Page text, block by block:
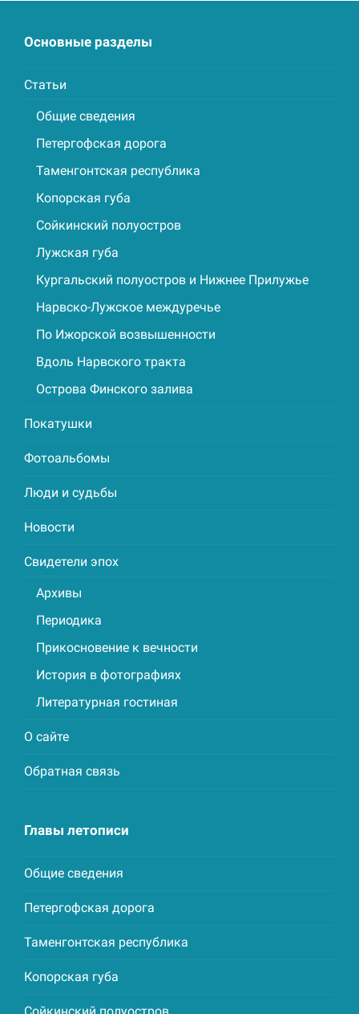
Основные разделы
Статьи
Общие сведения
Петергофская дорога
Таменгонтская республика
Копорская губа
Сойкинский полуостров
Лужская губа
Кургальский полуостров и Нижнее Прилужье
Нарвско-Лужское междуречье
По Ижорской возвышенности
Вдоль Нарвского тракта
Острова Финского залива
Покатушки
Фотоальбомы
Люди и судьбы
Новости
Свидетели эпох
Архивы
Периодика
Прикосновение к вечности
История в фотографиях
Литературная гостиная
О сайте
Обратная связь
Главы летописи
Общие сведения
Петергофская дорога
Таменгонтская республика
Копорская губа